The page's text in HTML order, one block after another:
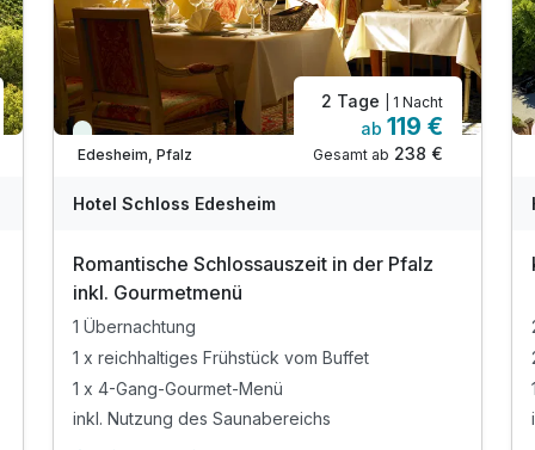
Viele Termine frei
Edesheim, Pfalz
2 Tage | 1 Nacht
ab 119 €
Gesamt ab 238 €
Hotel Schloss Edesheim
Romantische Schlossauszeit in der Pfalz
inkl. Gourmetmenü
1 Übernachtung
1 x reichhaltiges Frühstück vom Buffet
1 x 4-Gang-Gourmet-Menü
inkl. Nutzung des Saunabereichs